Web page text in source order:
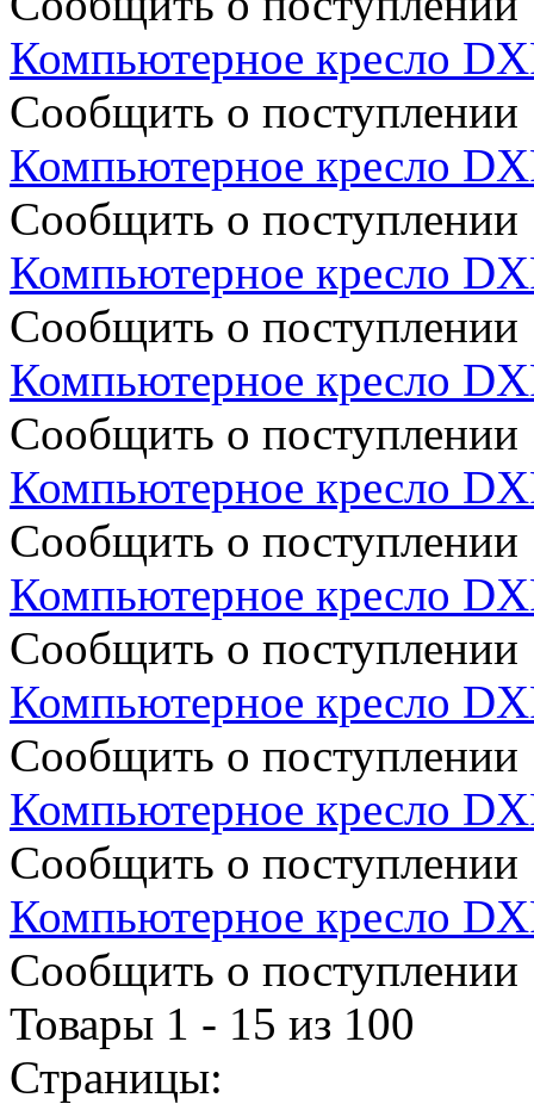
Компьютерное кресло
Сообщить о поступлении
Компьютерное кресло
Сообщить о поступлении
Компьютерное кресло
Сообщить о поступлении
Компьютерное кресло
Сообщить о поступлении
Компьютерное кресло
Сообщить о поступлении
Компьютерное кресло
Сообщить о поступлении
Компьютерное кресло
Сообщить о поступлении
Компьютерное кресло
Сообщить о поступлении
Компьютерное кресло
Сообщить о поступлении
Товары 1 - 15 из 100
Страницы: